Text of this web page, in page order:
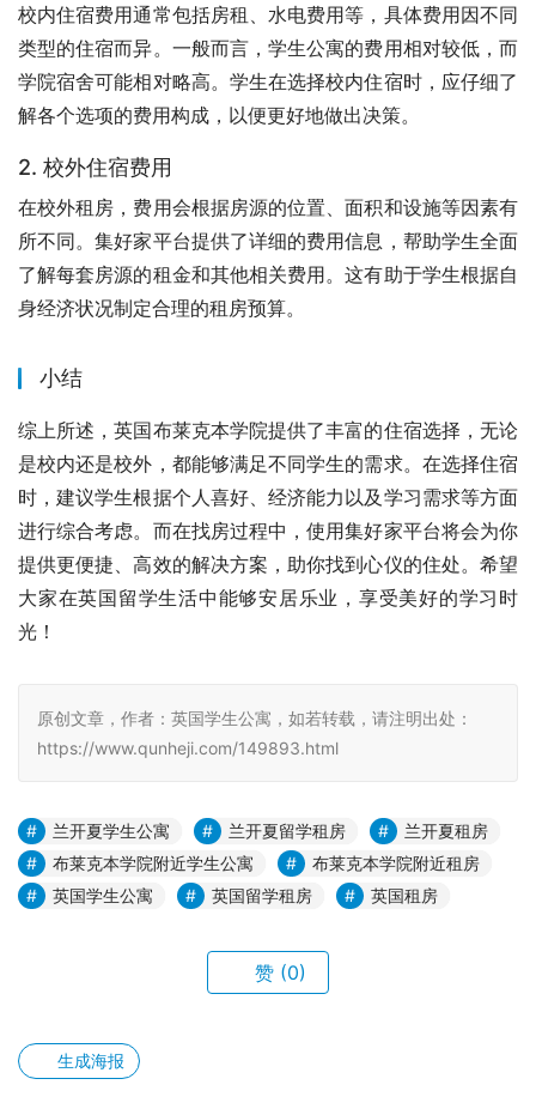
校内住宿费用通常包括房租、水电费用等，具体费用因不同
类型的住宿而异。一般而言，学生公寓的费用相对较低，而
学院宿舍可能相对略高。学生在选择校内住宿时，应仔细了
解各个选项的费用构成，以便更好地做出决策。
2. 校外住宿费用
在校外租房，费用会根据房源的位置、面积和设施等因素有
所不同。集好家平台提供了详细的费用信息，帮助学生全面
了解每套房源的租金和其他相关费用。这有助于学生根据自
身经济状况制定合理的租房预算。
小结
综上所述，英国布莱克本学院提供了丰富的住宿选择，无论
是校内还是校外，都能够满足不同学生的需求。在选择住宿
时，建议学生根据个人喜好、经济能力以及学习需求等方面
进行综合考虑。而在找房过程中，使用集好家平台将会为你
提供更便捷、高效的解决方案，助你找到心仪的住处。希望
大家在英国留学生活中能够安居乐业，享受美好的学习时
光！
原创文章，作者：英国学生公寓，如若转载，请注明出处：
https://www.qunheji.com/149893.html
兰开夏学生公寓 兰开夏留学租房
兰开夏租房
布莱克本学院附近学生公寓
布莱克本学院附近租房
英国学生公寓
英国留学租房 英国租房
赞 (0)
生成海报